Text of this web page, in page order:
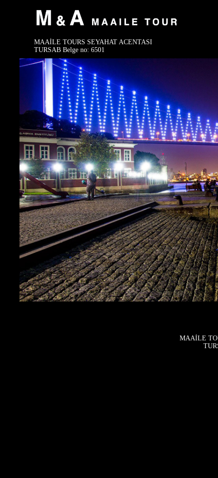
MAAİLE TOURS SEYAHAT ACENTASI
TURSAB Belge no: 6501
MAAİLE